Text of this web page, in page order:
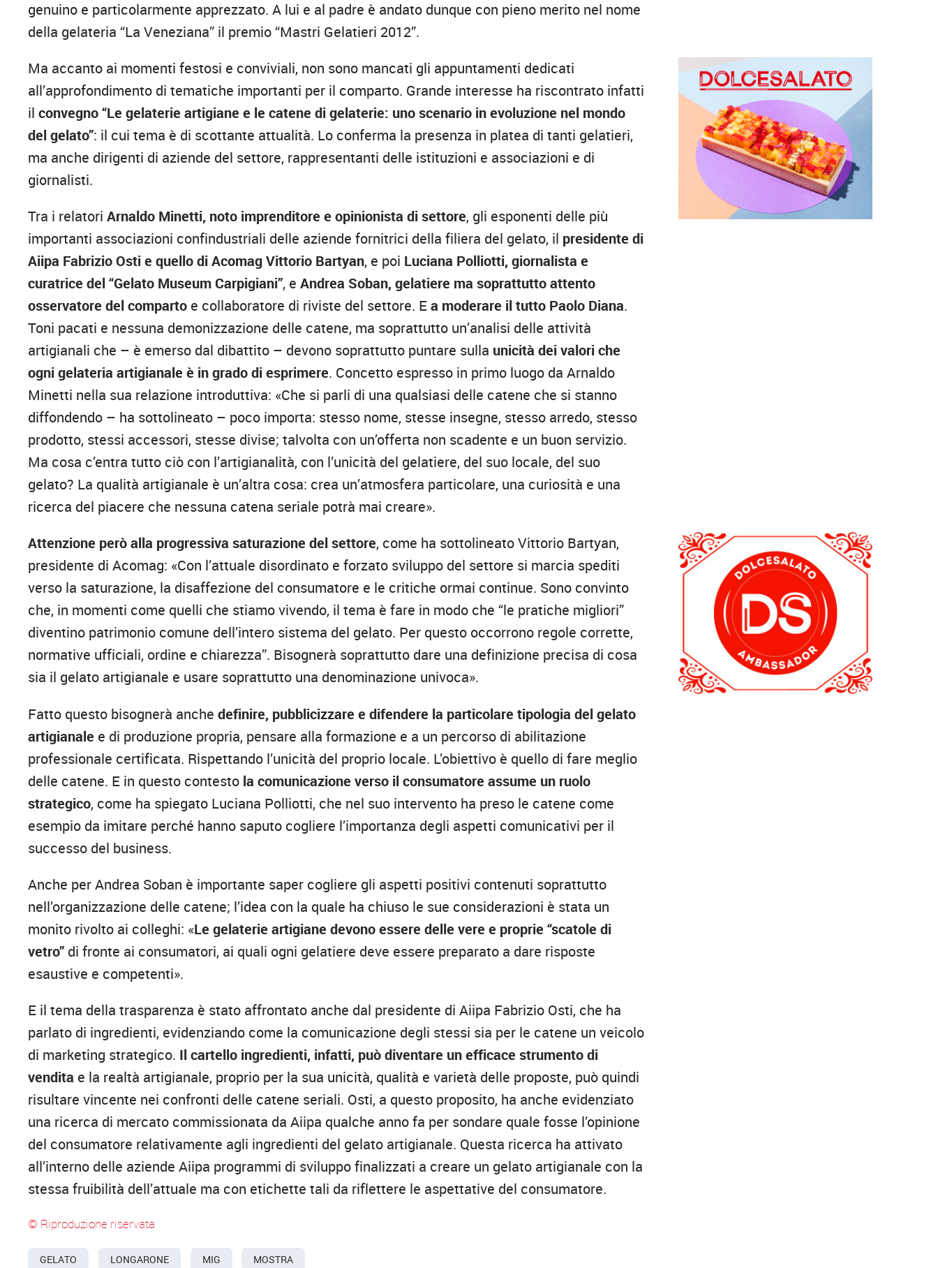
genuino e particolarmente apprezzato. A lui e al padre è andato dunque con pieno merito nel nome
della gelateria “La Veneziana” il premio “Mastri Gelatieri 2012”.
Ma accanto ai momenti festosi e conviviali, non sono mancati gli appuntamenti dedicati
all’approfondimento di tematiche importanti per il comparto. Grande interesse ha riscontrato infatti
ilconvegno “Le gelaterie artigiane e le catene di gelaterie: uno scenario in evoluzione nel mondo
del gelato”: il cui tema è di scottante attualità. Lo conferma la presenza in platea di tanti gelatieri,
ma anche dirigenti di aziende del settore, rappresentanti delle istituzioni e associazioni e di
giornalisti.
Tra i relatoriArnaldo Minetti, noto imprenditore e opinionista di settore, gli esponenti delle più
importanti associazioni confindustriali delle aziende fornitrici della filiera del gelato, il presidente di
Aiipa Fabrizio Osti e quello di Acomag Vittorio Bartyan, e poi Luciana Polliotti, giornalista e
curatrice del “Gelato Museum Carpigiani”, eAndrea Soban, gelatiere ma soprattutto attento
osservatore del comparto e collaboratore di riviste del settore. Ea moderare il tutto Paolo Diana.
Toni pacati e nessuna demonizzazione delle catene, ma soprattutto un’analisi delle attività
artigianali che – è emerso dal dibattito – devono soprattutto puntare sulla unicità dei valori che
ogni gelateria artigianale è in grado di esprimere. Concetto espresso in primo luogo da Arnaldo
Minetti nella sua relazione introduttiva: «Che si parli di una qualsiasi delle catene che si stanno
diffondendo – ha sottolineato – poco importa: stesso nome, stesse insegne, stesso arredo, stesso
prodotto, stessi accessori, stesse divise; talvolta con un’offerta non scadente e un buon servizio.
Ma cosa c’entra tutto ciò con l’artigianalità, con l’unicità del gelatiere, del suo locale, del suo
gelato? La qualità artigianale è un’altra cosa: crea un’atmosfera particolare, una curiosità e una
ricerca del piacere che nessuna catena seriale potrà mai creare».
Attenzione però alla progressiva saturazione del settore, come ha sottolineato Vittorio Bartyan,
presidente di Acomag: «Con l’attuale disordinato e forzato sviluppo del settore si marcia spediti
verso la saturazione, la disaffezione del consumatore e le critiche ormai continue. Sono convinto
che, in momenti come quelli che stiamo vivendo, il tema è fare in modo che “le pratiche migliori”
diventino patrimonio comune dell’intero sistema del gelato. Per questo occorrono regole corrette,
normative ufficiali, ordine e chiarezza”. Bisognerà soprattutto dare una definizione precisa di cosa
sia il gelato artigianale e usare soprattutto una denominazione univoca».
Fatto questo bisognerà anche definire, pubblicizzare e difendere la particolare tipologia del gelato
artigianale e di produzione propria, pensare alla formazione e a un percorso di abilitazione
professionale certificata. Rispettando l’unicità del proprio locale. L’obiettivo è quello di fare meglio
delle catene. E in questo contesto la comunicazione verso il consumatore assume un ruolo
strategico, come ha spiegato Luciana Polliotti, che nel suo intervento ha preso le catene come
esempio da imitare perché hanno saputo cogliere l’importanza degli aspetti comunicativi per il
successo del business.
Anche per Andrea Soban è importante saper cogliere gli aspetti positivi contenuti soprattutto
nell’organizzazione delle catene; l’idea con la quale ha chiuso le sue considerazioni è stata un
monito rivolto ai colleghi: «Le gelaterie artigiane devono essere delle vere e proprie “scatole di
vetro” di fronte ai consumatori, ai quali ogni gelatiere deve essere preparato a dare risposte
esaustive e competenti».
E il tema della trasparenza è stato affrontato anche dal presidente di Aiipa Fabrizio Osti, che ha
parlato di ingredienti, evidenziando come la comunicazione degli stessi sia per le catene un veicolo
di marketing strategico. Il cartello ingredienti, infatti, può diventare un efficace strumento di
vendita e la realtà artigianale, proprio per la sua unicità, qualità e varietà delle proposte, può quindi
risultare vincente nei confronti delle catene seriali. Osti, a questo proposito, ha anche evidenziato
una ricerca di mercato commissionata da Aiipa qualche anno fa per sondare quale fosse l’opinione
del consumatore relativamente agli ingredienti del gelato artigianale. Questa ricerca ha attivato
all’interno delle aziende Aiipa programmi di sviluppo finalizzati a creare un gelato artigianale con la
stessa fruibilità dell’attuale ma con etichette tali da riflettere le aspettative del consumatore.
© Riproduzione riservata
GELATO LONGARONE MIG MOSTRA